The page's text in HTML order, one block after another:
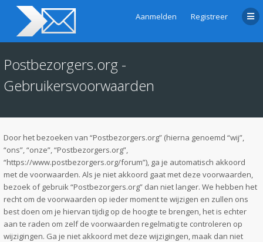
Aanmelden Registreer
Postbezorgers.org -
Gebruikersvoorwaarden
Door het bezoeken van “Postbezorgers.org” (hierna genoemd “wij”,
“ons”, “onze”, “Postbezorgers.org”,
“https://www.postbezorgers.org/forum”), ga je automatisch akkoord
met de voorwaarden. Als je niet akkoord gaat met deze voorwaarden,
bezoek of gebruik “Postbezorgers.org” dan niet langer. We hebben het
recht om de voorwaarden op ieder moment te wijzigen en zullen ons
best doen om je hiervan tijdig op de hoogte te brengen, het is echter
aan te raden om zelf de voorwaarden regelmatig te controleren op
wijzigingen. Ga je niet akkoord met deze wijzigingen, maak dan niet